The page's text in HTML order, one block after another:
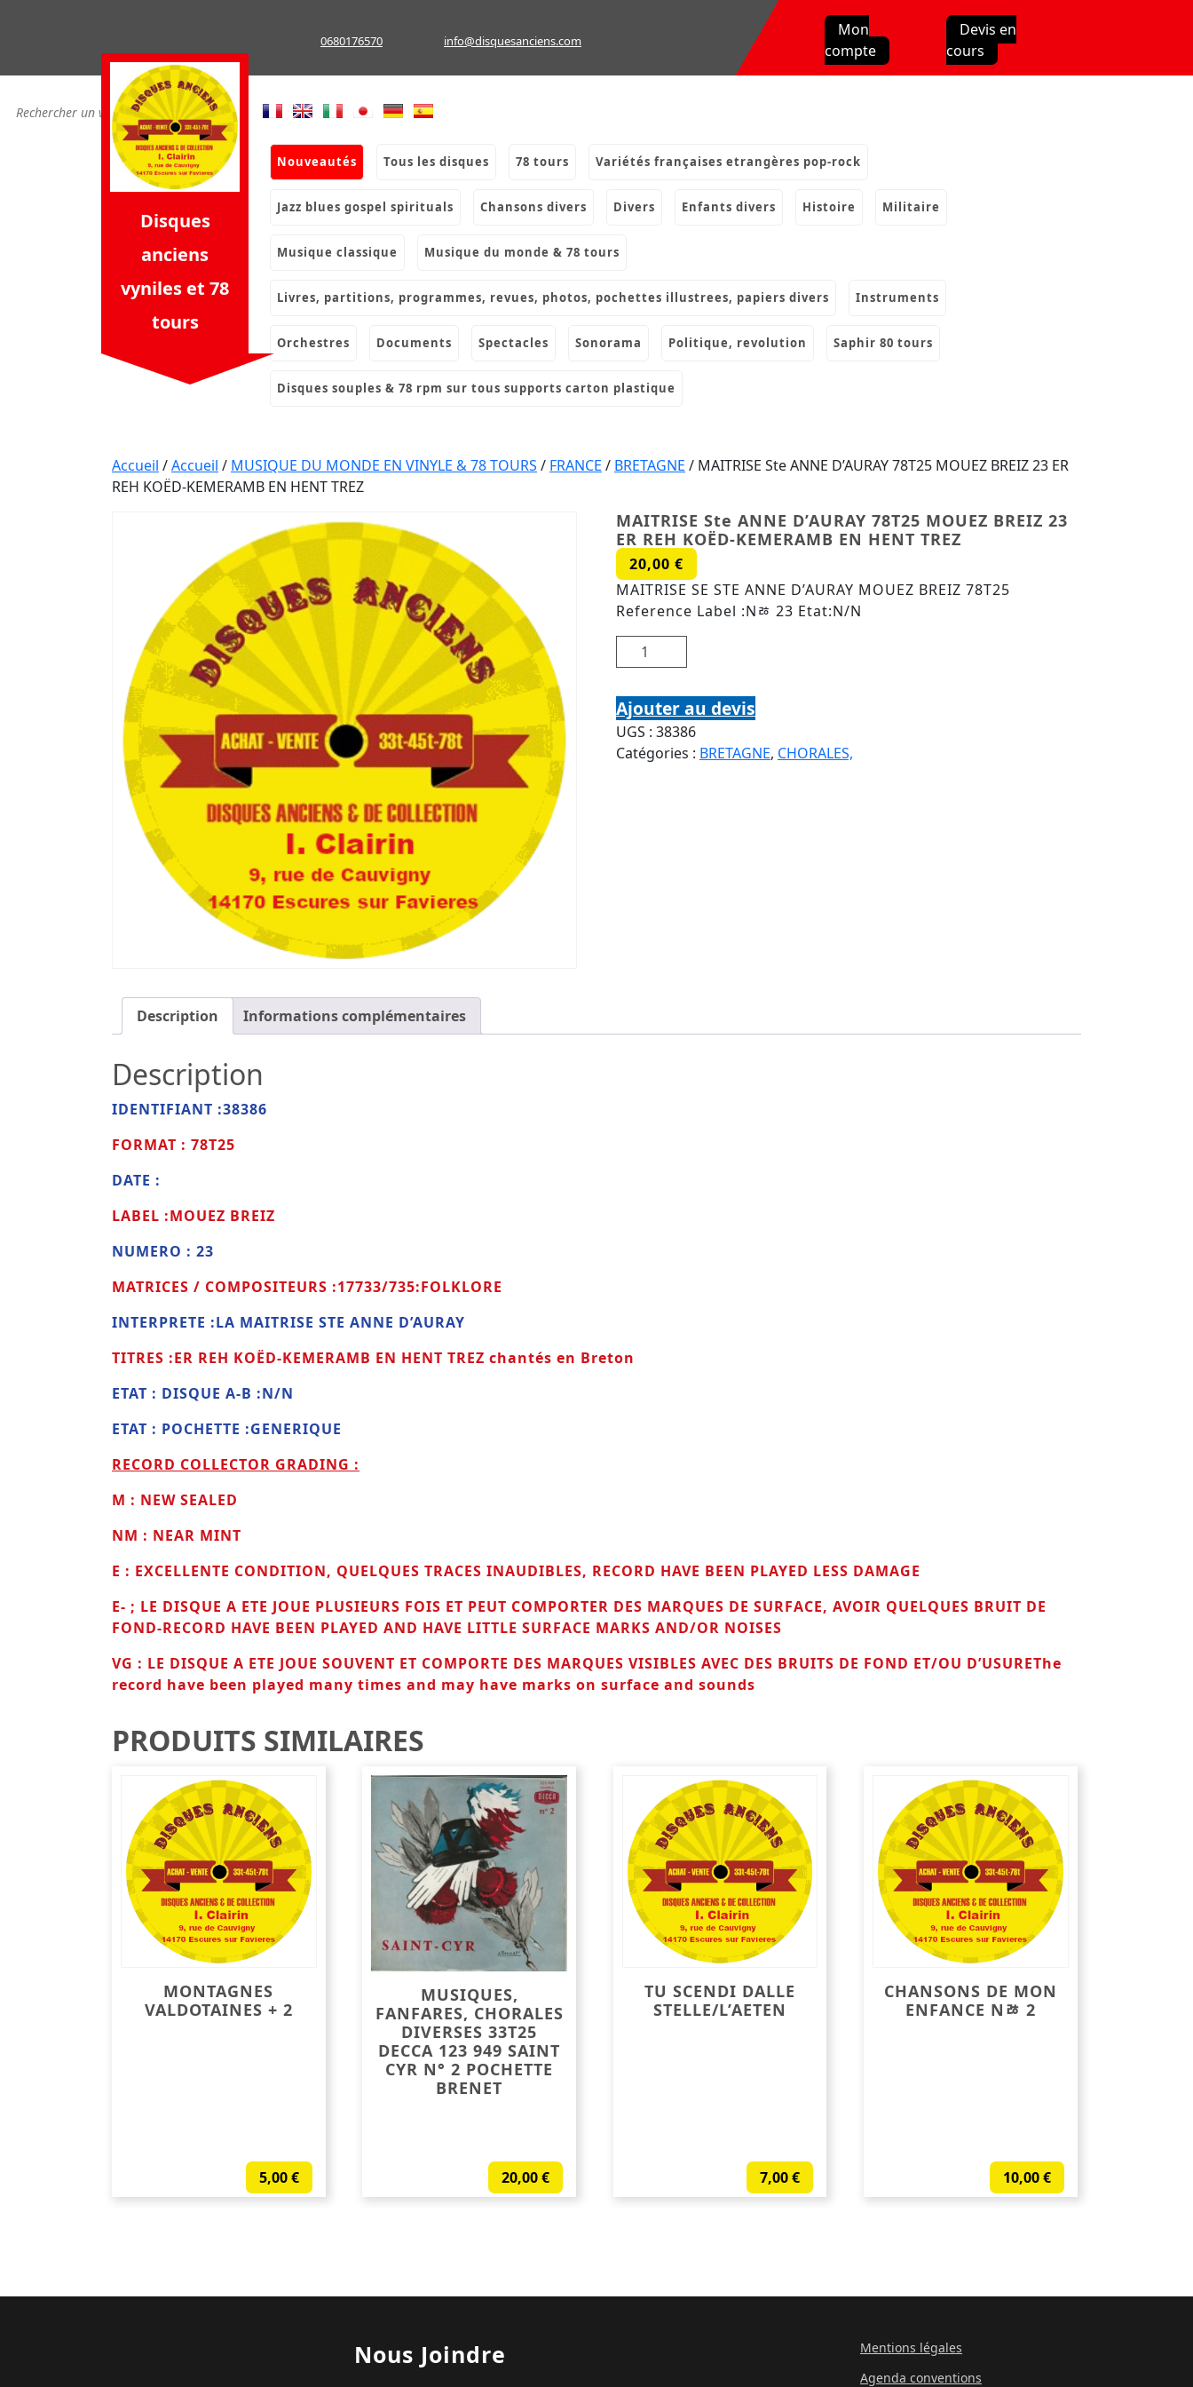
0680176570 info@disquesanciens.com
Mon
compte
Devis en
cours
Disques
anciens
vyniles et 78
tours
nouveautés tous les disques 78 tours variétés françaises etrangères pop-rock
jazz blues gospel spirituals chansons divers divers enfants divers histoire militaire
musique classique musique du monde & 78 tours
livres, partitions, programmes, revues, photos, pochettes illustrees, papiers divers instruments
orchestres documents spectacles sonorama politique, revolution saphir 80 tours
disques souples & 78 rpm sur tous supports carton plastique
Accueil /Accueil / MUSIQUE DU MONDE EN VINYLE & 78 TOURS / FRANCE / BRETAGNE / MAITRISE Ste ANNE D’AURAY 78T25 MOUEZ BREIZ 23 ER
REH KOËD-KEMERAMB EN HENT TREZ
MAITRISE Ste ANNE D’AURAY 78T25 MOUEZ BREIZ 23
ER REH KOËD-KEMERAMB EN HENT TREZ
20,00 €
MAITRISE SE STE ANNE D’AURAY MOUEZ BREIZ 78T25
Reference Label :Nﾰ 23 Etat:N/N
quantité de MAITRISE Ste ANNE D'AURAY 78T25 MOUEZ BREIZ 23 ER REH KOËD-
Ajouter au devis
UGS : 38386
Catégories : BRETAGNE, CHORALES,
Description Informations complémentaires
Description
IDENTIFIANT :38386
FORMAT : 78T25
DATE :
LABEL :MOUEZ BREIZ
NUMERO : 23
MATRICES / COMPOSITEURS :17733/735:FOLKLORE
INTERPRETE :LA MAITRISE STE ANNE D’AURAY
TITRES :ER REH KOËD-KEMERAMB EN HENT TREZ chantés en Breton
ETAT : DISQUE A-B :N/N
ETAT : POCHETTE :GENERIQUE
RECORD COLLECTOR GRADING :
M : NEW SEALED
NM : NEAR MINT
E : EXCELLENTE CONDITION, QUELQUES TRACES INAUDIBLES, RECORD HAVE BEEN PLAYED LESS DAMAGE
E- ; LE DISQUE A ETE JOUE PLUSIEURS FOIS ET PEUT COMPORTER DES MARQUES DE SURFACE, AVOIR QUELQUES BRUIT DE
FOND-RECORD HAVE BEEN PLAYED AND HAVE LITTLE SURFACE MARKS AND/OR NOISES
VG : LE DISQUE A ETE JOUE SOUVENT ET COMPORTE DES MARQUES VISIBLES AVEC DES BRUITS DE FOND ET/OU D’USUREThe
record have been played many times and may have marks on surface and sounds
PRODUITS SIMILAIRES
MONTAGNES
VALDOTAINES + 2
5,00€
MUSIQUES,
FANFARES, CHORALES
DIVERSES 33T25
DECCA 123 949 SAINT
CYR N° 2 POCHETTE
BRENET
20,00€
TU SCENDI DALLE
STELLE/L’AETEN
7,00€
CHANSONS DE MON
ENFANCE Nﾰ 2
10,00€
Nous Joindre
Mentions légales
Agenda conventions